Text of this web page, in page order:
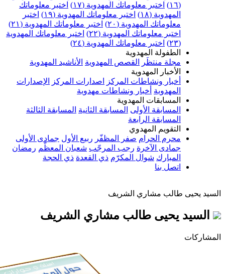
اختبر معلوماتك المهدوية (١٧)
اختبر معلوماتك
اختبر معلوماتك المهدوية (١٩)
اختبر
معلوماتك المهدوية (٢٠)
اختبر معلوماتك المهدوية (٢١)
اختبر معلوماتك المهدوية (٢٢)
اختبر معلوماتك المهدوية
اختبر معلوماتك المهدوية (٢٤)
الطفولة المهدوية
مجلة منتظَر
القصص المهدوية الأناشيد المهدوية
الأخبار المهدوية
أخبار ونشاطات المركز اصدارات المركز الإصدارات
أخبار ونشاطات مهدوية
المسابقات المهدوية
المسابقة الأولى المسابقة الثانية المسابقة الثالثة
المسابقة الرابعة
التقويم المهدوي
محرم الحرام صفر المظفّر ربيع الأول جمادى الأولى
جمادى الآخرة رجب المرجّب شعبان المعظّم رمضان
شوال المكرّم ذي القعدة ذي الحجة
طالب مشاري الشريف
يحيى طالب مشاري الشريف